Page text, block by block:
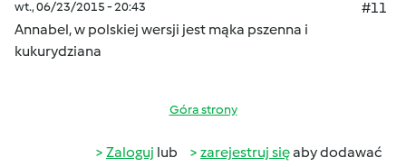
wt., 06/23/2015 - 20:43
#11
Annabel, w polskiej wersji jest mąka pszenna i
kukurydziana
Góra strony
Zaloguj lub zarejestruj sięaby dodawać